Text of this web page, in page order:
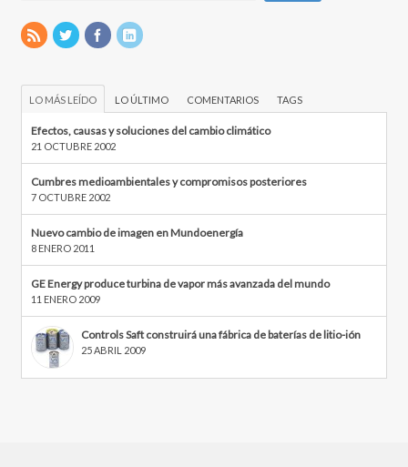
LO MÁS LEÍDO LO ÚLTIMO COMENTARIOS TAGS
Efectos, causas y soluciones del cambio climático
21 OCTUBRE 2002
Cumbres medioambientales y compromisos posteriores
7 OCTUBRE 2002
Nuevo cambio de imagen en Mundoenergía
8 ENERO 2011
GE Energy produce turbina de vapor más avanzada del mundo
11 ENERO 2009
Controls Saft construirá una fábrica de baterías de litio-ión
25 ABRIL 2009